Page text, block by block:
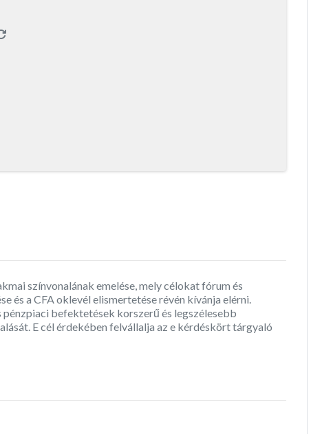
színvonalának emelése, mely célokat fórum és
és a CFA oklevél elismertetése révén kívánja elérni.
befektetések korszerű és legszélesebb
E cél érdekében felvállalja az e kérdéskört tárgyaló